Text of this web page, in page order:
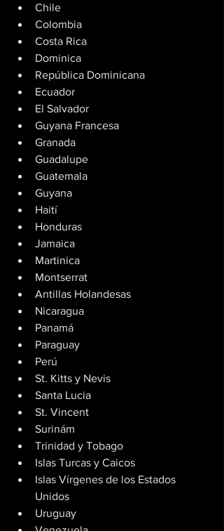
Chile
Colombia
Costa Rica
Dominica
República Dominicana
Ecuador
El Salvador
Guyana Francesa
Granada
Guadalupe
Guatemala
Guyana
Haití
Honduras
Jamaica
Martinica
Montserrat
Antillas Holandesas
Nicaragua
Panamá
Paraguay
Perú
St. Kitts y Nevis
Santa Lucia
St. Vincent
Surinám
Trinidad y Tobago
Islas Turcas y Caicos
Islas Vírgenes de los Estados
Unidos
Uruguay